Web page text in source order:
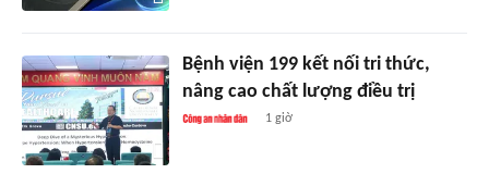
Bệnh viện 199 kết nối tri thức,
nâng cao chất lượng điều trị
1 giờ